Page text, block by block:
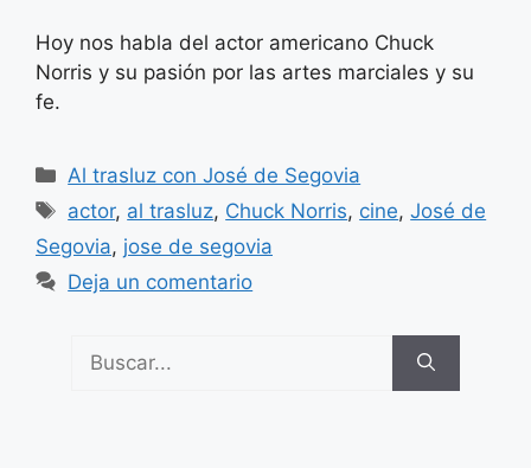
Hoy nos habla del actor americano Chuck
Norris y su pasión por las artes marciales y su
fe.
Categorías
Al trasluz con José de Segovia
Etiquetas
actor, al trasluz, Chuck Norris, cine,José de
Segovia, jose de segovia
Deja un comentario